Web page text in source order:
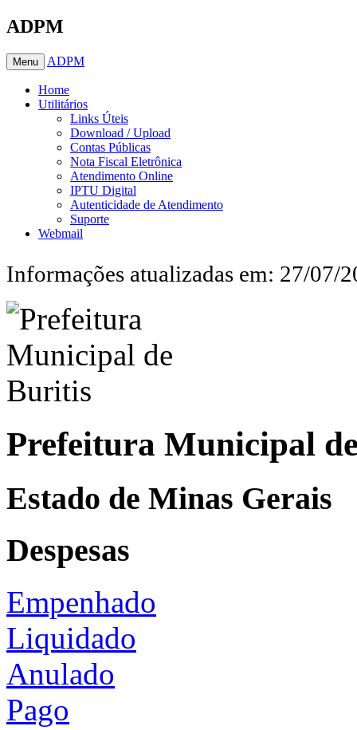
ADPM
Menu ADPM
Home
Utilitários
Links Úteis
Download / Upload
Contas Públicas
Nota Fiscal Eletrônica
Atendimento Online
IPTU Digital
Autenticidade de Atendimento
Suporte
Webmail
Informações atualizadas em: 27/07/
Prefeitura Municipal
Estado de Minas Gerais
Despesas
Empenhado
Liquidado
Anulado
Pago